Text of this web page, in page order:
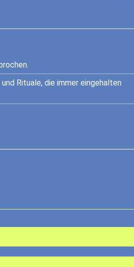
Rituale, die immer eingehalten